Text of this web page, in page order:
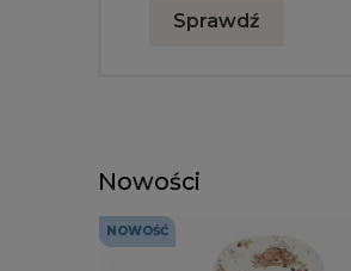
Sprawdź
Nowości
NOWOŚĆ